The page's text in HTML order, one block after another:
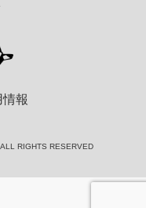
報
RIGHTS RESERVED